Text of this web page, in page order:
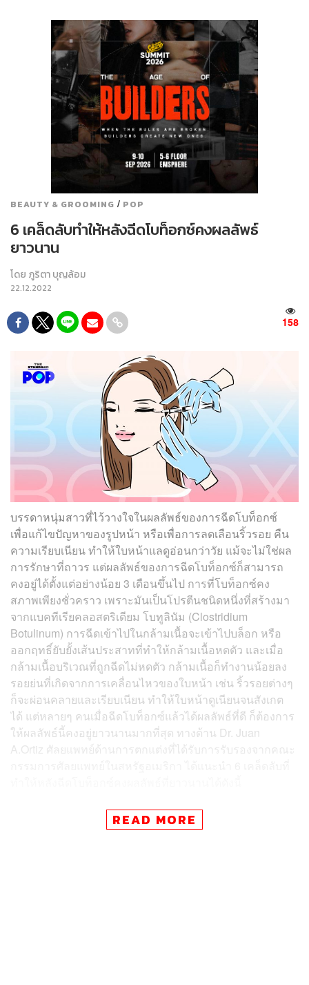
BEAUTY & GROOMING / POP
6 เคล็ดลับทำให้หลังฉีดโบท็อกซ์คงผลลัพธ์
ยาวนาน
โดย ภูริตา บุญล้อม
22.12.2022
158
บรรดาหนุ่มสาวที่ไว้วางใจในผลลัพธ์ของการฉีดโบท็อกซ์
เพื่อแก้ไขปัญหาของรูปหน้า หรือเพื่อการลดเลือนริ้วรอย คืน
ความเรียบเนียน ทำให้ใบหน้าแลดูอ่อนกว่าวัย แม้จะไม่ใช่ผล
การรักษาที่ถาวร แต่ผลลัพธ์ของการฉีดโบท็อกซ์ก็สามารถ
คงอยู่ได้ตั้งแต่อย่างน้อย 3 เดือนขึ้นไป การที่โบท็อกซ์คง
สภาพเพียงชั่วคราว เพราะมันเป็นโปรตีนชนิดหนึ่งที่สร้างมา
จากแบคทีเรียคลอสตริเดียม โบทูลินัม (Clostridium
Botulinum) การฉีดเข้าไปในกล้ามเนื้อจะเข้าไปบล็อก หรือ
ออกฤทธิ์ยับยั้งเส้นประสาทที่ทำให้กล้ามเนื้อหดตัว และเมื่อ
กล้ามเนื้อบริเวณที่ถูกฉีดไม่หดตัว กล้ามเนื้อก็ทำงานน้อยลง
รอยย่นที่เกิดจากการเคลื่อนไหวของใบหน้า เช่น ริ้วรอยต่างๆ
ก็จะผ่อนคลายและเรียบเนียน ทำให้ใบหน้าดูเนียนจนสังเกต
ได้ แต่หลายๆ คนเมื่อฉีดโบท็อกซ์แล้วได้ผลลัพธ์ที่ดี ก็ต้องการ
ให้ผลลัพธ์นี้คงอยู่ยาวนานมากที่สุด ทางด้าน Dr. Juan
A.Ortiz ศัลยแพทย์ด้านการตกแต่งที่ได้รับการรับรองจากคณะ
READ MORE